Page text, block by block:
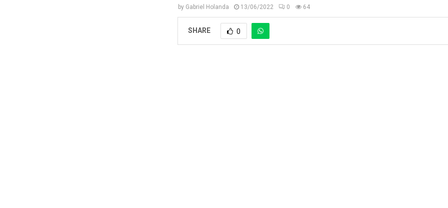
by Gabriel Holanda 13/06/2022 0 64
SHARE 0